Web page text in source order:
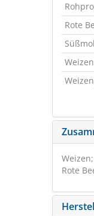
Rote
Weizen
Rote